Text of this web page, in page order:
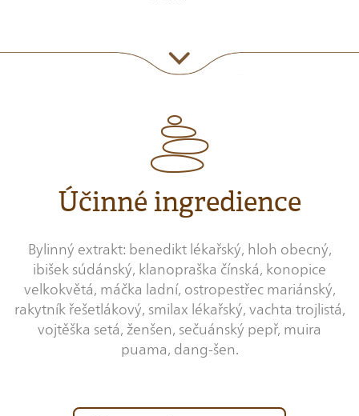
Účinné ingredience
Bylinný extrakt: benedikt lékařský, hloh obecný,
ibišek súdánský, klanopraška čínská, konopice
velkokvětá, máčka ladní, ostropestřec mariánský,
rakytník řešetlákový, smilax lékařský, vachta trojlistá,
vojtěška setá, ženšen, sečuánský pepř, muira
puama, dang-šen.